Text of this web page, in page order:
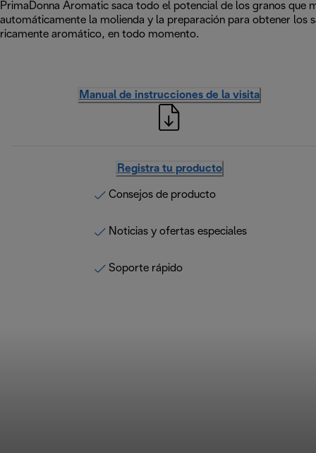
PrimaDonna Aromatic saca todo el potencial de los granos que
automáticamente la molienda y la preparación para obtener los
ricamente aromático, en todo momento.
Manual de instrucciones de la visita
Registra tu producto
Consejos de producto
Noticias y ofertas especiales
Soporte rápido